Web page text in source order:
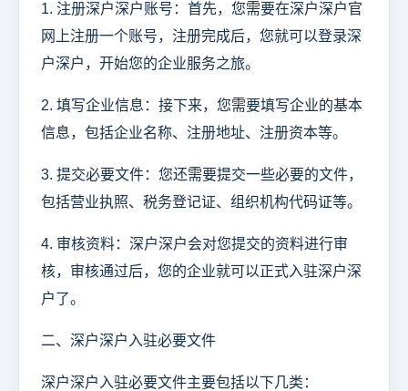
1. 注册深户深户账号：首先，您需要在深户深户官
网上注册一个账号，注册完成后，您就可以登录深
户深户，开始您的企业服务之旅。
2. 填写企业信息：接下来，您需要填写企业的基本
信息，包括企业名称、注册地址、注册资本等。
3. 提交必要文件：您还需要提交一些必要的文件，
包括营业执照、税务登记证、组织机构代码证等。
4. 审核资料：深户深户会对您提交的资料进行审
核，审核通过后，您的企业就可以正式入驻深户深
户了。
二、深户深户入驻必要文件
深户深户入驻必要文件主要包括以下几类：